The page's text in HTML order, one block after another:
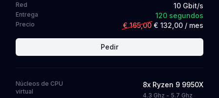
Red 10 Gbit/s
Entrega 120 segundos
Precio € 165,00 € 132,00 / mes
Pedir
Núcleos de CPU
virtual
8x Ryzen 9 9950X
4.3 Ghz - 5.7 Ghz